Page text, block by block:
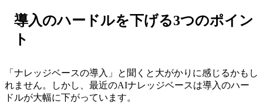
導入のハードルを下げる3つのポイン
ト
「ナレッジベースの導入」と聞くと大がかりに感じるかもし
れません。しかし、最近のAIナレッジベースは導入のハー
ドルが大幅に下がっています。